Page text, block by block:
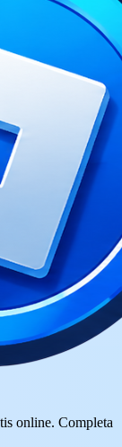
online. Completa